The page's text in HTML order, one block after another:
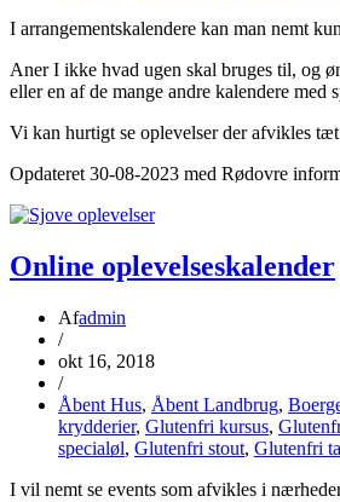
I arrangementskalendere kan man nemt
Aner I ikke hvad ugen skal bruges til, og
eller en af de mange andre kalendere med
Vi kan hurtigt se oplevelser der afvikles tæt
Opdateret 30-08-2023 med Rødovre
Online oplevelseskalender
Afadmin
/
okt 16, 2018
/
Åbent Hus, Åbent Landbrug,
krydderier, Glutenfri kursus,
specialøl, Glutenfri stout, Glutenfri
I vil nemt se events som afvikles i